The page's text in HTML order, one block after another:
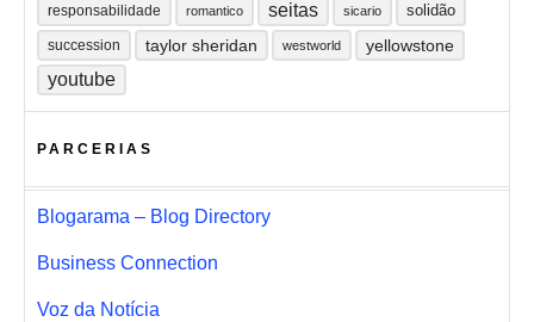
responsabilidade romantico seitas sicario solidão
succession taylor sheridan westworld yellowstone
youtube
PARCERIAS
Blogarama – Blog Directory
Business Connection
Voz da Notícia